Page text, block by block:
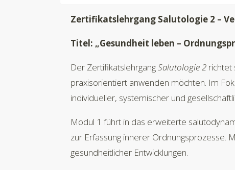
Zertifikatslehrgang Salutologie 2 –
Titel: „Gesundheit leben –
Der ZertifikatslehrgangSalutologie 2 richtet
praxisorientiert anwenden möchten. Im
individueller, systemischer und
Modul 1 führt in das erweiterte
zur Erfassung innerer Ordnungsprozesse.
gesundheitlicher Entwicklungen.